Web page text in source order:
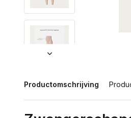
Productomschrijving